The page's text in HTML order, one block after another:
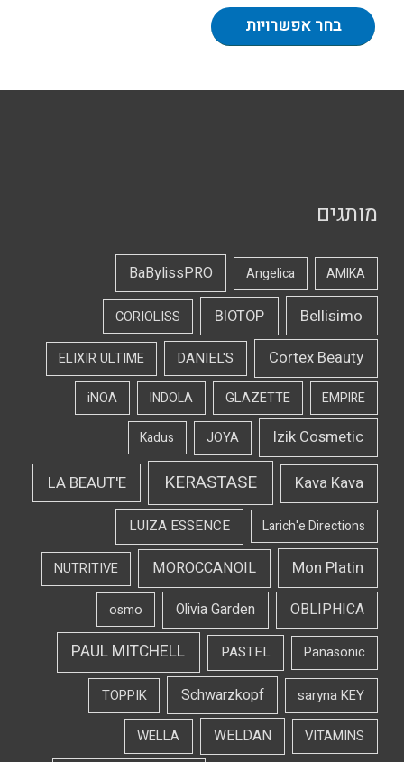
בחר אפשרויות
מותגים
AMIKA
Angelica
BaBylissPRO
Bellisimo
BIOTOP
CORIOLISS
Cortex Beauty
DANIEL'S
ELIXIR ULTIME
EMPIRE
GLAZETTE
INDOLA
iNOA
Izik Cosmetic
JOYA
Kadus
Kava Kava
KERASTASE
LA BEAUT'E
Larich'e Directions
LUIZA ESSENCE
Mon Platin
MOROCCANOIL
NUTRITIVE
OBLIPHICA
Olivia Garden
osmo
Panasonic
PASTEL
PAUL MITCHELL
saryna KEY
Schwarzkopf
TOPPIK
VITAMINS
WELDAN
WELLA